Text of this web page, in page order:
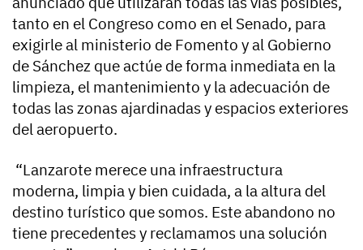
tanto en el Congreso como en el Senado, para
exigirle al ministerio de Fomento y al Gobierno
de Sánchez que actúe de forma inmediata en la
limpieza, el mantenimiento y la adecuación de
todas las zonas ajardinadas y espacios exteriores
del aeropuerto.
“Lanzarote merece una infraestructura
moderna, limpia y bien cuidada, a la altura del
destino turístico que somos. Este abandono no
tiene precedentes y reclamamos una solución